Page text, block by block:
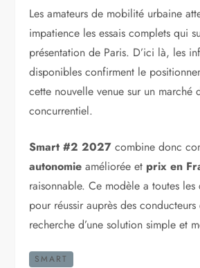
Les amateurs de mobilité urbaine
impatience les essais complets qui
présentation de Paris. D’ici là, les
disponibles confirment le
cette nouvelle venue sur un marché
concurrentiel.
Smart #2 2027 combine donc
autonomie améliorée et prix en
raisonnable. Ce modèle a toutes les
pour réussir auprès des
recherche d’une solution simple et
SMART